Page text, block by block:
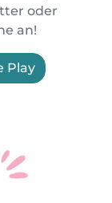
oder
an!
Play